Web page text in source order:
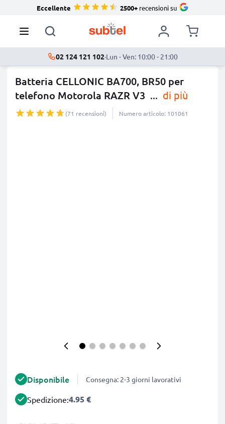
Eccellente 2500+recensioni su
02 124 121 102·Lun - Ven: 10:00 - 21:00
Batteria CELLONIC BA700, BR50 per
telefono Motorola RAZR V3 ... di più
(71 recensioni) Numero articolo: 101061
Disponibile Consegna: 2-3 giorni lavorativi
Spedizione:4.95 €